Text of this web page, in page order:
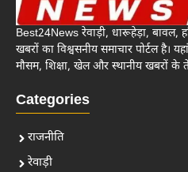
Best24News रेवाड़ी, धारूहेड़ा, बावल,
खबरों का विश्वसनीय समाचार पोर्टल है।
मौसम, शिक्षा, खेल और स्थानीय खबरों
Categories
राजनीति
रेवाड़ी